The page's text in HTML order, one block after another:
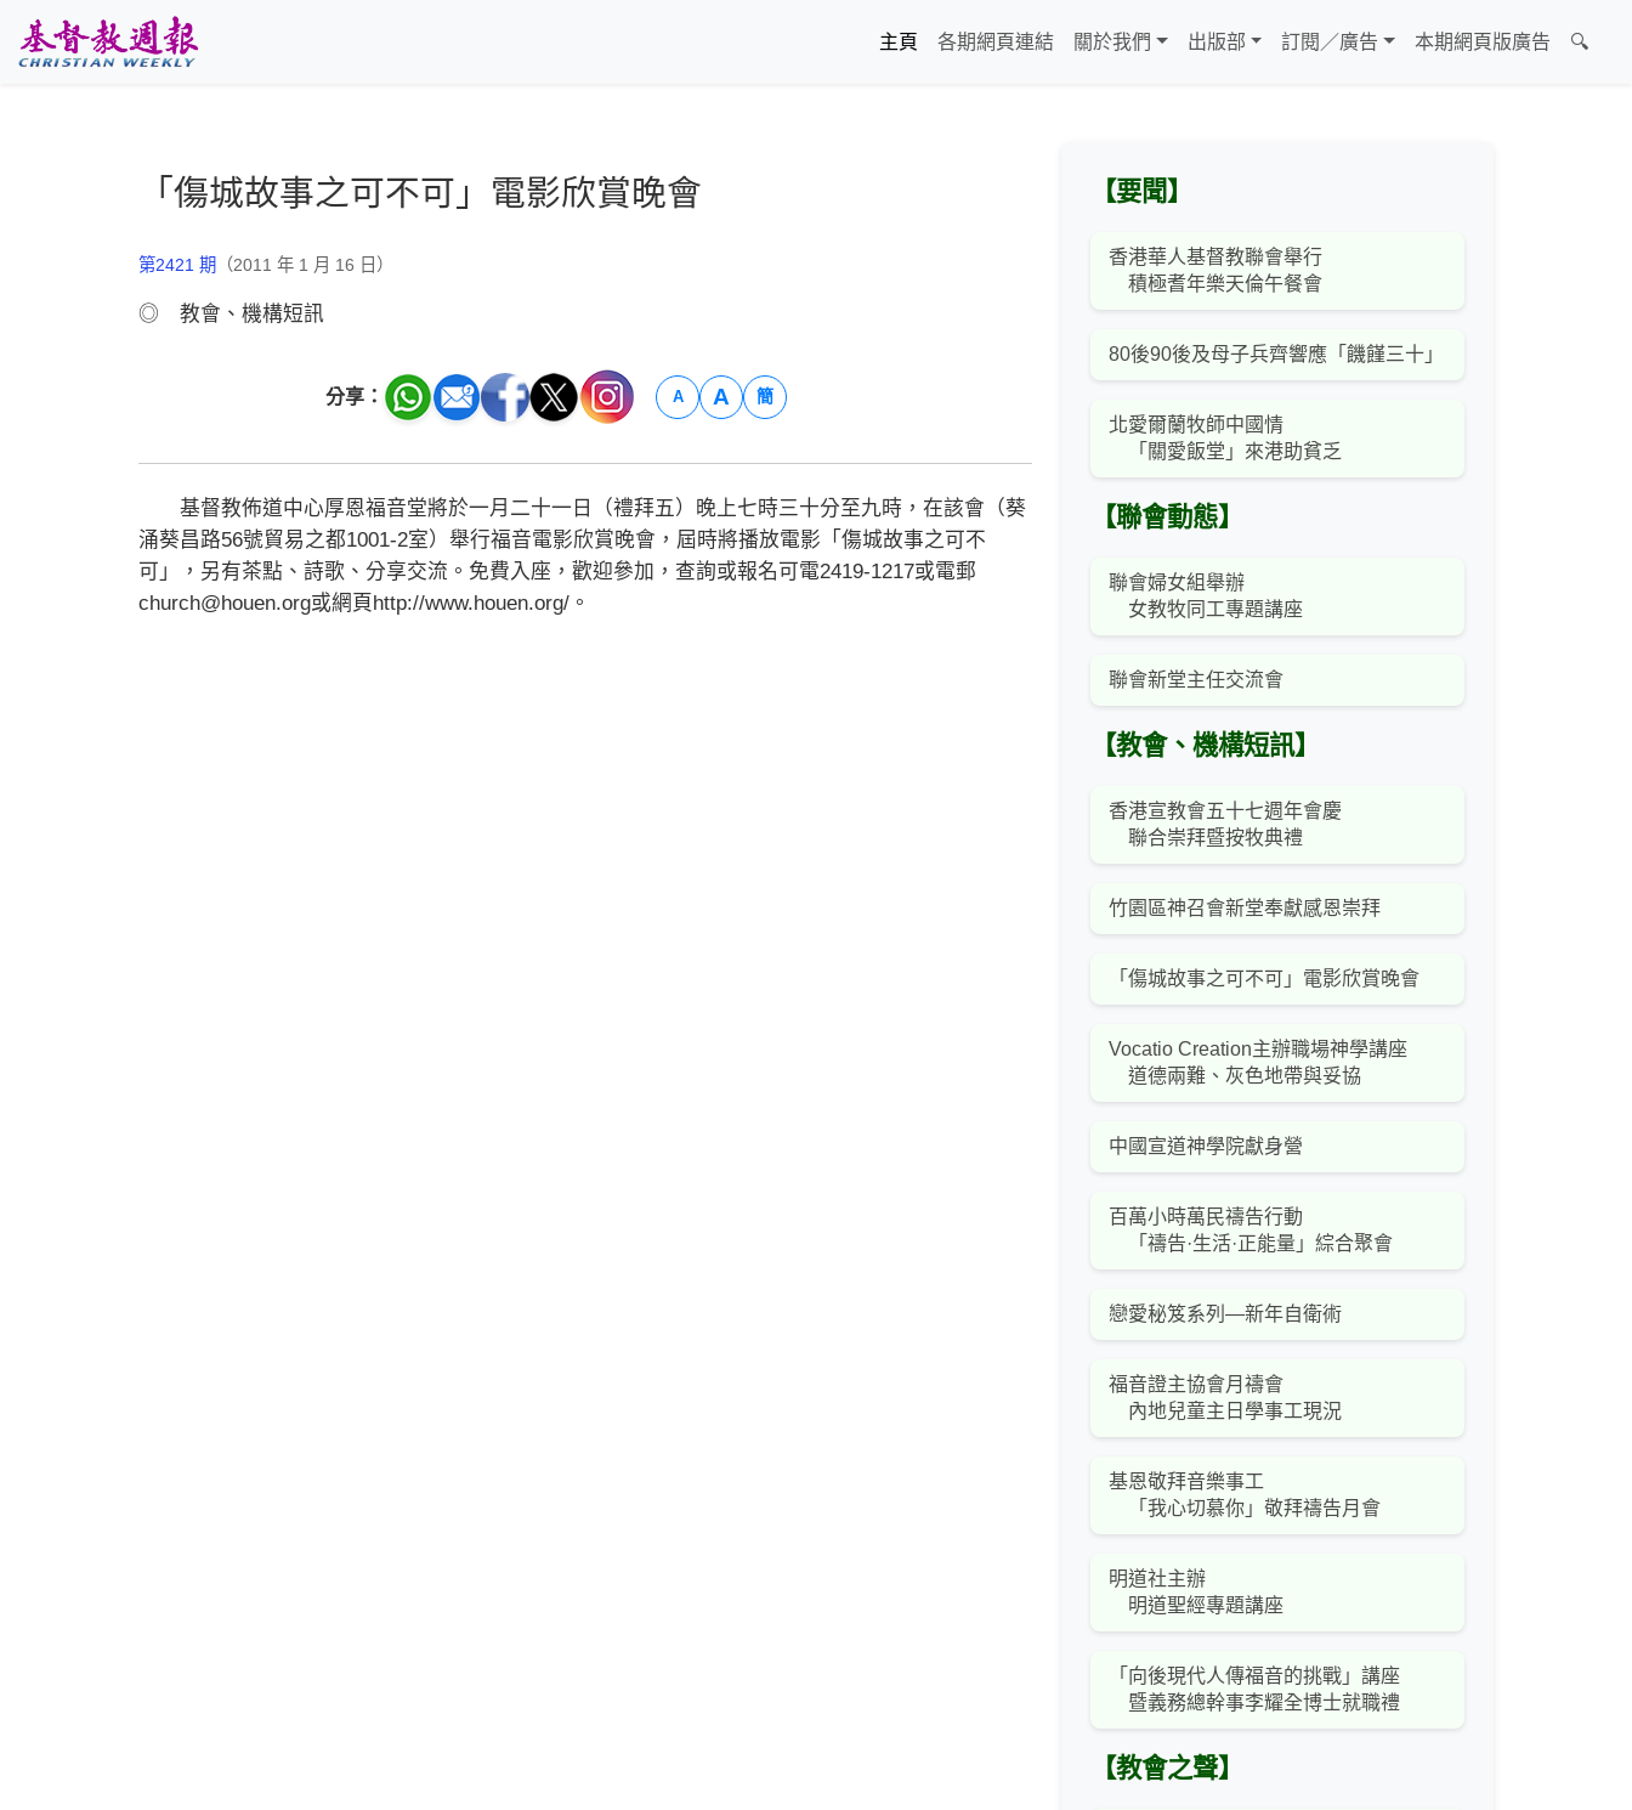
主頁
各期網頁連結 關於我們 出版部 訂閱／廣告 本期網頁版廣告 🔍
「傷城故事之可不可」電影欣賞晚會
第2421 期 （2011 年 1 月 16 日）
◎ 教會、機構短訊
分享： A A 簡
基督教佈道中心厚恩福音堂將於一月二十一日（禮拜五）晚上七時三十分至九時，在該會（葵
涌葵昌路56號貿易之都1001-2室）舉行福音電影欣賞晚會，屆時將播放電影「傷城故事之可不
可」，另有茶點、詩歌、分享交流。免費入座，歡迎參加，查詢或報名可電2419-1217或電郵
church@houen.org或網頁http://www.houen.org/。
【要聞】
香港華人基督教聯會舉行
積極耆年樂天倫午餐會
80後90後及母子兵齊響應「饑饉三十」
北愛爾蘭牧師中國情
「關愛飯堂」來港助貧乏
【聯會動態】
聯會婦女組舉辦
女教牧同工專題講座
聯會新堂主任交流會
【教會、機構短訊】
香港宣教會五十七週年會慶
聯合崇拜暨按牧典禮
竹園區神召會新堂奉獻感恩崇拜
「傷城故事之可不可」電影欣賞晚會
Vocatio Creation主辦職場神學講座
道德兩難、灰色地帶與妥協
中國宣道神學院獻身營
百萬小時萬民禱告行動
「禱告·生活·正能量」綜合聚會
戀愛秘笈系列—新年自衛術
福音證主協會月禱會
內地兒童主日學事工現況
基恩敬拜音樂事工
「我心切慕你」敬拜禱告月會
明道社主辦
明道聖經專題講座
「向後現代人傳福音的挑戰」講座
暨義務總幹事李耀全博士就職禮
【教會之聲】